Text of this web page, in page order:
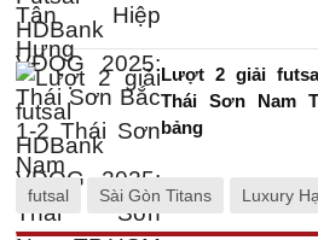
Lượt 2 giải
Thái Sơn Nam
bảng
futsal Sài Gòn Titans Luxury